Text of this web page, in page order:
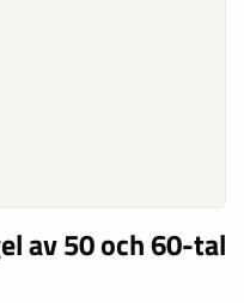
av 50 och 60-tal